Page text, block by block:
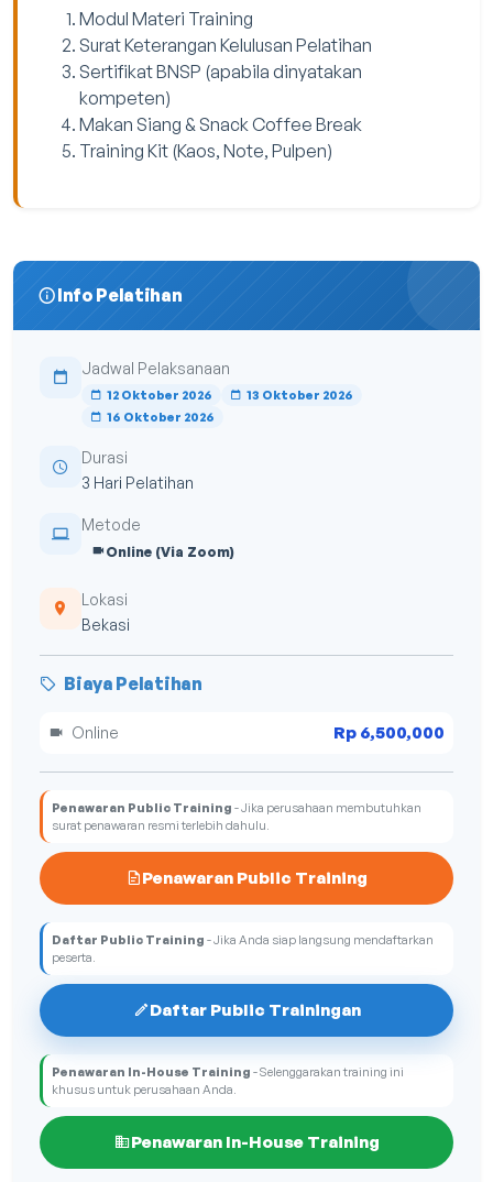
Modul Materi Training
Surat Keterangan Kelulusan Pelatihan
Sertifikat BNSP (apabila dinyatakan
kompeten)
Makan Siang & Snack Coffee Break
Training Kit (Kaos, Note, Pulpen)
Info Pelatihan
Jadwal Pelaksanaan
12 Oktober 2026
13 Oktober 2026
16 Oktober 2026
Durasi
3 Hari Pelatihan
Metode
Online (Via Zoom)
Lokasi
Bekasi
Biaya Pelatihan
Online Rp 6,500,000
Penawaran Public Training - Jika perusahaan membutuhkan
surat penawaran resmi terlebih dahulu.
Penawaran Public Training
Daftar Public Training - Jika Anda siap langsung mendaftarkan
peserta.
Daftar Public Trainingan
Penawaran In-House Training - Selenggarakan training ini
khusus untuk perusahaan Anda.
Penawaran In-House Training